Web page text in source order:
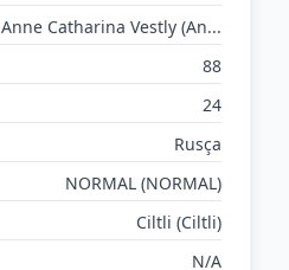
Anne Catharina Vestly (An...
88
24
Rusça
NORMAL (NORMAL)
Ciltli (Ciltli)
N/A